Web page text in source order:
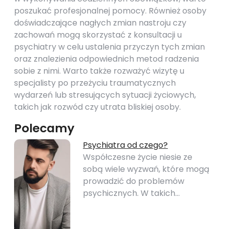
poszukać profesjonalnej pomocy. Również osoby
doświadczające nagłych zmian nastroju czy
zachowań mogą skorzystać z konsultacji u
psychiatry w celu ustalenia przyczyn tych zmian
oraz znalezienia odpowiednich metod radzenia
sobie z nimi. Warto także rozważyć wizytę u
specjalisty po przeżyciu traumatycznych
wydarzeń lub stresujących sytuacji życiowych,
takich jak rozwód czy utrata bliskiej osoby.
Polecamy
Psychiatra od czego?
Współczesne życie niesie ze
sobą wiele wyzwań, które mogą
prowadzić do problemów
psychicznych. W takich…